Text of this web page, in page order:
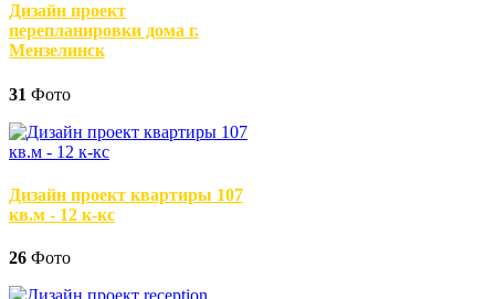
Дизайн проект
перепланировки дома г.
Мензелинск
31 Фото
Дизайн проект квартиры 107
кв.м - 12 к-кс
26 Фото